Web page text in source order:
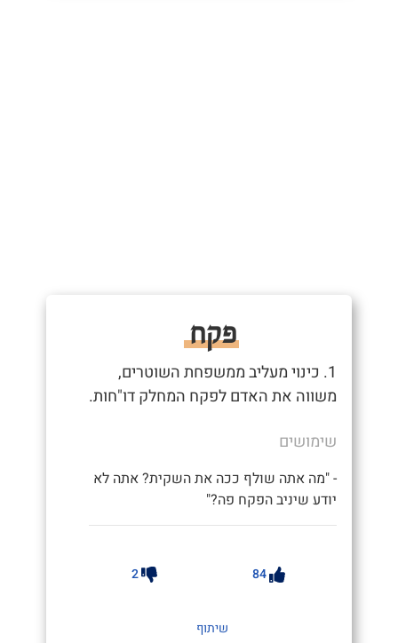
פקח
1. כינוי מעליב ממשפחת השוטרים,
משווה את האדם לפקח המחלק דו"חות.
שימושים
- "מה אתה שולף ככה את השקית? אתה לא
יודע שיניב הפקח פה?"
84
2
שיתוף